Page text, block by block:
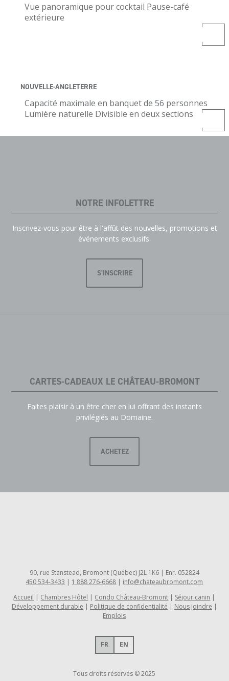
Vue panoramique pour cocktail Pause-café
extérieure
NOUVELLE-ANGLETERRE
Capacité maximale en banquet de 56 personnes
Lumière naturelle Divisible en deux sections
NOTRE INFOLETTRE
Inscrivez-vous pour être à l'affût des nouvelles, promotions et
événements exclusifs.
S'INSCRIRE
CARTES-CADEAUX LE CHÂTEAU-BROMONT
Faites plaisir à un être cher en lui offrant des instants
privilégiés au Domaine.
ACHETEZ
90, rue Stanstead, Bromont (Québec) J2L 1K6 | Enr. 052824
450 534-3433 | 1 888 276-6668 | info@chateaubromont.com
Accueil
Chambres Hôtel Condo Château-Bromont
Séjour canin
Développement durable
Politique de confidentialité
Nous joindre
Emplois
FR EN
Tous droits réservés © 2025